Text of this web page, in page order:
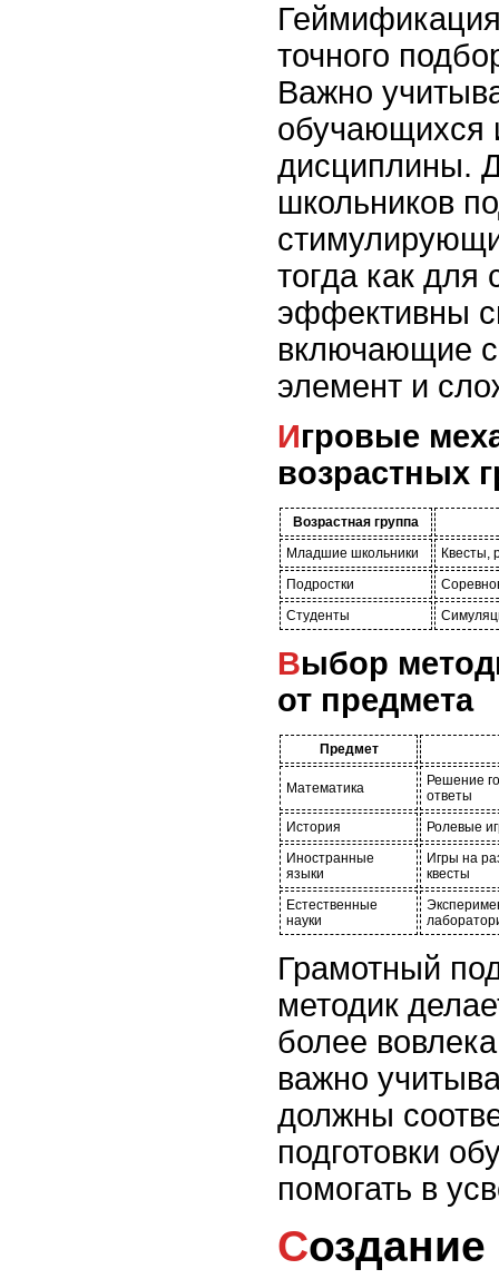
точного
Важно
обучающихся
дисциплины.
школьников
тогда как для
эффективны
включающие
элемент и
Игровые механики для разных
возрастных
Возрастная группа
Младшие школьники
Квесты,
Подростки
Студенты
Выбор методики в зависимости
от предмета
Предмет
Математика
Решение
ответы
История
Ролевые
Иностранные
языки
Игры на
квесты
Естественные
науки
Грамотный
методик
более
важно
должны
подготовки
помогать в
Создание системы